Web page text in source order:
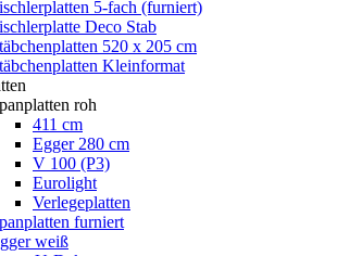
5-fach (furniert)
Deco Stab
520 x 205 cm
Kleinformat
roh
411 cm
Egger 280 cm
V 100 (P3)
Eurolight
Verlegeplatten
furniert
weiß